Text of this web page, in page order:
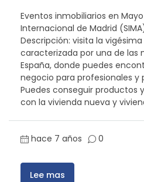
Eventos inmobiliarios en
Internacional de Madrid
Descripción: visita la
caracterizada por una de las
España, donde puedes
negocio para profesionales y
Puedes conseguir productos
con la vivienda nueva y
hace 7 años 0
Lee mas